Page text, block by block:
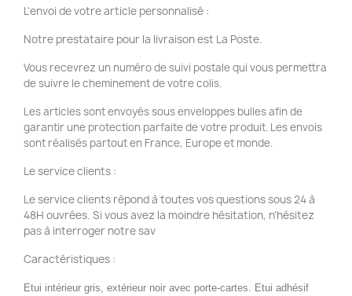
L'envoi de votre article personnalisé :
Notre prestataire pour la livraison est La Poste.
Vous recevrez un numéro de suivi postale qui vous permettra
de suivre le cheminement de votre colis.
Les articles sont envoyés sous enveloppes bulles afin de
garantir une protection parfaite de votre produit. Les envois
sont réalisés partout en France, Europe et monde.
Le service clients :
Le service clients répond à toutes vos questions sous 24 à
48H ouvrées. Si vous avez la moindre hésitation, n'hésitez
pas à interroger notre sav
Caractéristiques :
Etui intérieur gris, extérieur noir avec porte-cartes. Etui adhésif